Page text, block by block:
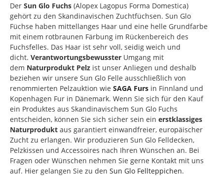
Der Sun Glo Fuchs (Alopex Lagopus Forma Domestica)
gehört zu den Skandinavischen Zuchtfüchsen. Sun Glo
Füchse haben mittellanges Haar und eine helle Grundfarbe
mit einem rotbraunen Färbung im Rückenbereich des
Fuchsfelles. Das Haar ist sehr voll, seidig weich und
dicht. Verantwortungsbewusster Umgang mit
dem Naturprodukt Pelz ist unser Anliegen und deshalb
beziehen wir unsere Sun Glo Felle ausschließlich von
renommierten Pelzauktion wie SAGA Furs in Finnland und
Kopenhagen Fur in Dänemark. Wenn Sie sich für den Kauf
ein Produktes aus Skandinavischem Sun Glo Fuchs
entscheiden, können Sie sich sicher sein ein erstklassiges
Naturprodukt aus garantiert einwandfreier, europäischer
Zucht zu erlangen. Wir produzieren Sun Glo Felldecken,
Pelzkissen und Accessoires nach Ihren Wünschen an. Bei
Fragen oder Wünschen nehmen Sie gerne Kontakt mit uns
auf. Hier gelangen Sie zu den Sun Glo Fellteppichen.